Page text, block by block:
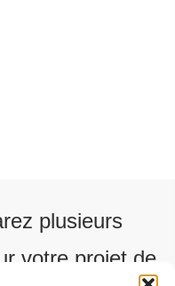
plusieurs
votre projet de